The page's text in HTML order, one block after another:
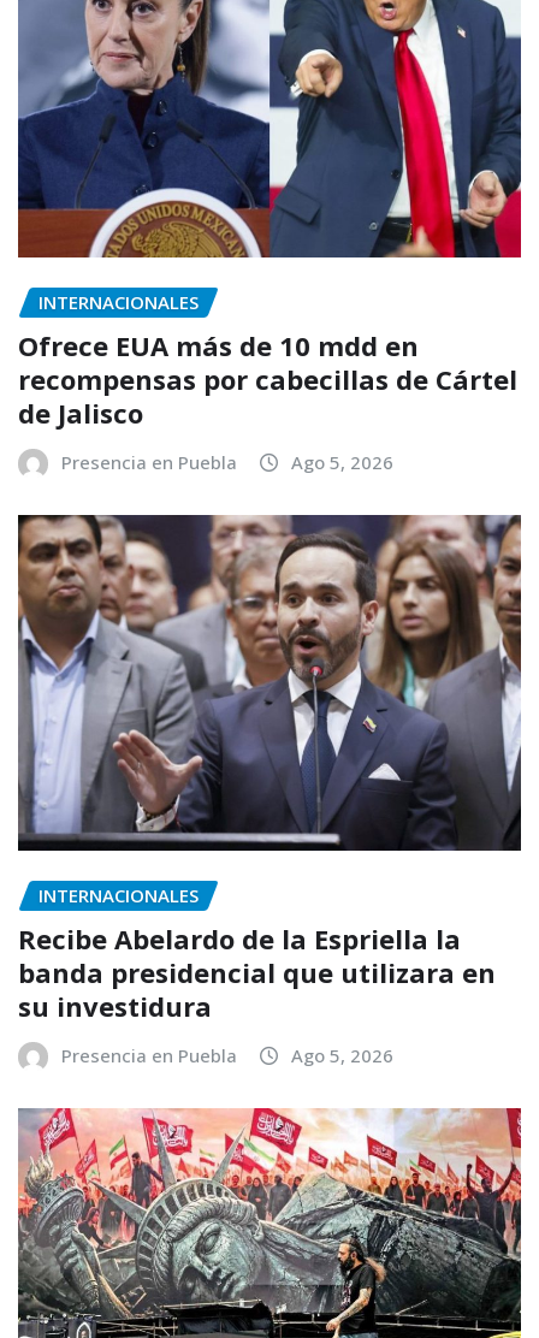
INTERNACIONALES
Ofrece EUA más de 10 mdd en
recompensas por cabecillas de Cártel
de Jalisco
Presencia en Puebla Ago 5, 2026
INTERNACIONALES
Recibe Abelardo de la Espriella la
banda presidencial que utilizara en
su investidura
Presencia en Puebla Ago 5, 2026